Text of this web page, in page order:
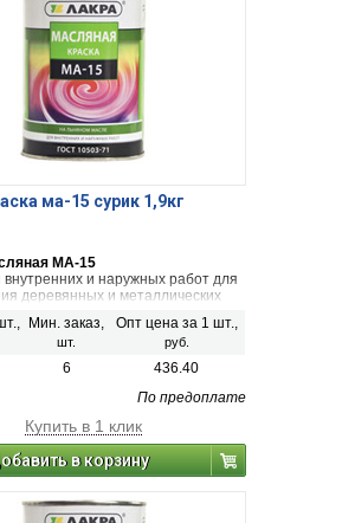
ма-15 сурик 1,9кг
МА-15
внутренних и наружных работ для
деревянных и металлических
Мин. заказ,
шт.
Опт цена за 1 шт.,
руб.
6
436.40
По предоплате
Купить в 1 клик
в корзину